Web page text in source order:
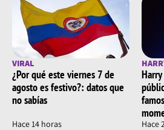
VIRAL
¿Por qué este viernes 7 de
agosto es festivo?: datos que
no sabías
Hace 14 horas Hace